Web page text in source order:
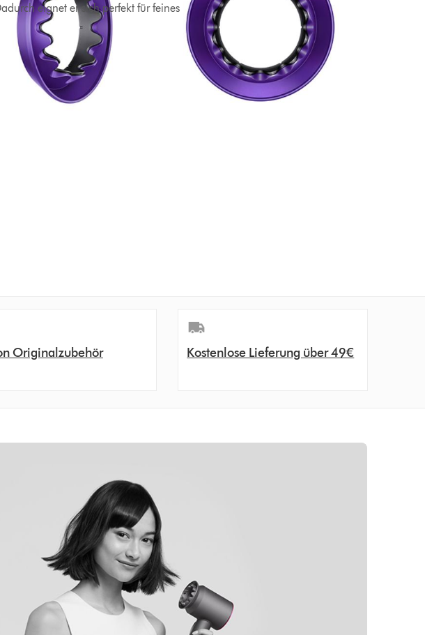
eignet er sich perfekt für feines
Originalzubehör Kostenlose Lieferung über 49€